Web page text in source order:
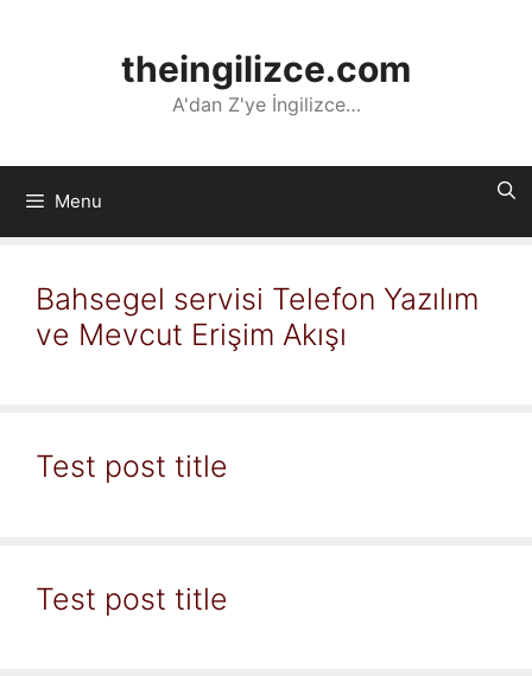
theingilizce.com
A'dan Z'ye İngilizce…
Menu
Bahsegel servisi Telefon Yazılım
ve Mevcut Erişim Akışı
Test post title
Test post title